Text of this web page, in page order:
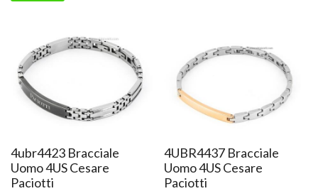
4ubr4423 Bracciale
Uomo 4US Cesare
Paciotti
4UBR4437 Bracciale
Uomo 4US Cesare
Paciotti